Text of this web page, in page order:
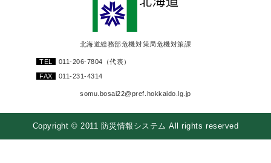
北海道総務部危機対策局危機対策課
TEL 011-206-7804 （代表）
FAX
011-231-4314
somu.bosai22@pref.hokkaido.lg.jp
Copyright © 2011 防災情報システム All rights reserved